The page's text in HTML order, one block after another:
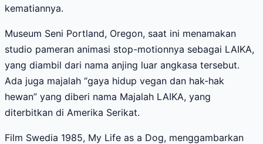
kematiannya.
Museum Seni Portland, Oregon, saat ini menamakan
studio pameran animasi stop-motionnya sebagai LAIKA,
yang diambil dari nama anjing luar angkasa tersebut.
Ada juga majalah “gaya hidup vegan dan hak-hak
hewan” yang diberi nama Majalah LAIKA, yang
diterbitkan di Amerika Serikat.
Film Swedia 1985, My Life as a Dog, menggambarkan